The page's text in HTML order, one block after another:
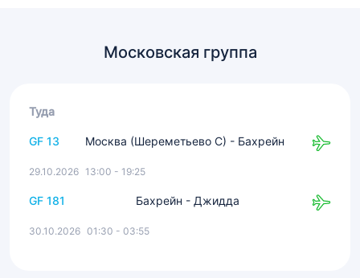
Московская группа
Туда
GF 13 Москва (Шереметьево С) - Бахрейн
29.10.2026 13:00 - 19:25
GF 181 Бахрейн - Джидда
30.10.2026 01:30 - 03:55